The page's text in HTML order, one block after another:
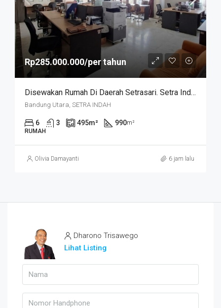
Rp285.000.000/per tahun
Disewakan Rumah Di Daerah Setrasari. Setra Indah
Bandung Utara, SETRA INDAH
6 3 495m² 990m²
RUMAH
Olivia Damayanti 6 jam lalu
Dharono Trisawego
Lihat Listing